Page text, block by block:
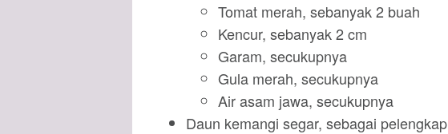
Tomat merah, sebanyak 2 buah
Kencur, sebanyak 2 cm
Garam, secukupnya
Gula merah, secukupnya
Air asam jawa, secukupnya
Daun kemangi segar, sebagai pelengkap